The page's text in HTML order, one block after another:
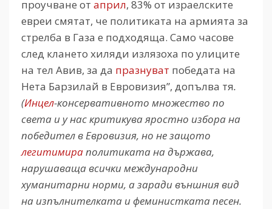
проучване от април, 83% от израелските
евреи смятат, че политиката на армията за
стрелба в Газа е подходяща. Само часове
след клането хиляди излязоха по улиците
на тел Авив, за да празнуват победата на
Нета Барзилай в Евровизия”, допълва тя.
(Инцел-консервативното множество по
света и у нас критикува яростно избора на
победител в Евровизия, но не защото
легитимираполитиката на държава,
нарушаваща всички международни
хуманитарни норми, а заради външния вид
на изпълнителката и феминистката песен.